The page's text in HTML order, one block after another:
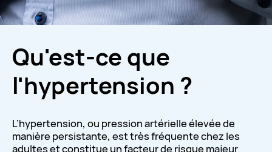
Qu'est-ce que
l'hypertension ?
L’hypertension, ou pression artérielle élevée de
manière persistante, est très fréquente chez les
adultes et constitue un facteur de risque majeur